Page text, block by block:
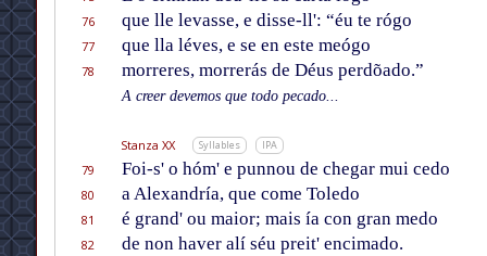
76
que lle levasse, e disse-ll': “éu te rógo
77
que lla léves, e se en este meógo
78
morreres, morrerás de Déus perdõado.”
A creer devemos que todo pecado...
Stanza XX Syllables IPA
79 Foi-s' o hóm' e punnou de chegar mui cedo
80
a Alexandría, que come Toledo
81
é grand' ou maior; mais ía con gran medo
82
de non haver alí séu preit' encimado.